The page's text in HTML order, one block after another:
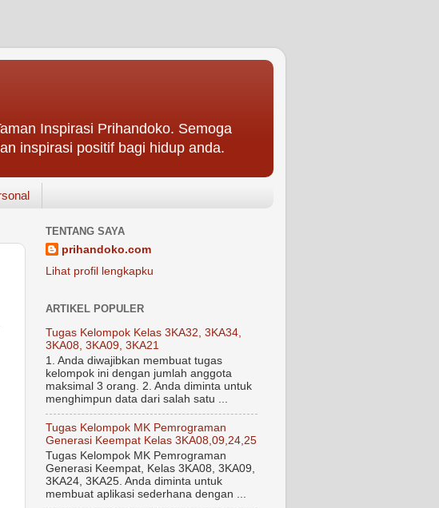
Inspirasi Prihandoko. Semoga
inspirasi positif bagi hidup anda.
TENTANG SAYA
prihandoko.com
Lihat profil lengkapku
ARTIKEL POPULER
Tugas Kelompok Kelas 3KA32, 3KA34,
3KA08, 3KA09, 3KA21
1. Anda diwajibkan membuat tugas
kelompok ini dengan jumlah anggota
maksimal 3 orang. 2. Anda diminta untuk
menghimpun data dari salah satu ...
Tugas Kelompok MK Pemrograman
Generasi Keempat Kelas 3KA08,09,24,25
Tugas Kelompok MK Pemrograman
Generasi Keempat, Kelas 3KA08, 3KA09,
3KA24, 3KA25. Anda diminta untuk
membuat aplikasi sederhana dengan ...